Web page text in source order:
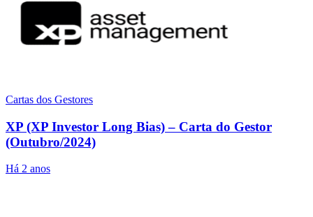
Cartas dos Gestores
XP (XP Investor Long Bias) – Carta do Gestor
(Outubro/2024)
Há 2 anos